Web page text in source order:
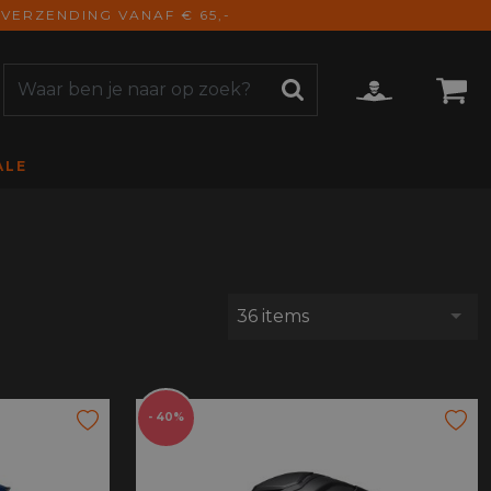
VANAF € 65,-
36 items
- 40%